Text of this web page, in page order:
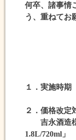
何卒、諸事情
う、重ねてお
１．実施時期
２．価格改定
吉永酒造
1.8L/720ml」